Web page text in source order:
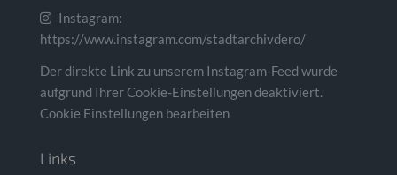
Instagram:
https://www.instagram.com/stadtarchivdero/
Der direkte Link zu unserem Instagram-Feed wurde
aufgrund Ihrer Cookie-Einstellungen deaktiviert.
Cookie Einstellungen bearbeiten
Links